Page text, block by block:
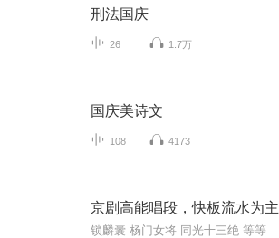
刑法国庆
26 1.7万
国庆美诗文
108 4173
京剧高能唱段，快板流水为主
锁麟囊 杨门女将 同光十三绝 等等